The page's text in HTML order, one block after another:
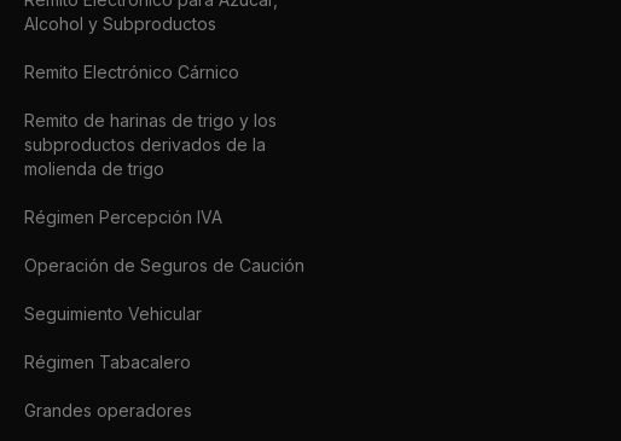
Alcohol y Subproductos
Remito Electrónico Cárnico
Remito de harinas de trigo y los
subproductos derivados de la
molienda de trigo
Régimen Percepción IVA
Operación de Seguros de Caución
Seguimiento Vehicular
Régimen Tabacalero
Grandes operadores